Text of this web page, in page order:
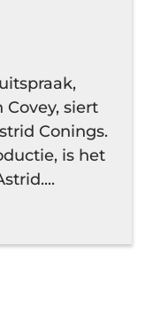
Covey, siert
Conings.
is het